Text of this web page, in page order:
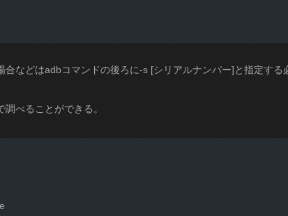
合などはadbコマンドの後ろに-s [シリアルナンバー]と指定する
べることができる。